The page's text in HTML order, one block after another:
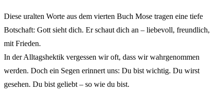
Diese uralten Worte aus dem vierten Buch Mose tragen eine tiefe
Botschaft: Gott sieht dich. Er schaut dich an – liebevoll, freundlich,
mit Frieden.
In der Alltagshektik vergessen wir oft, dass wir wahrgenommen
werden. Doch ein Segen erinnert uns: Du bist wichtig. Du wirst
gesehen. Du bist geliebt – so wie du bist.